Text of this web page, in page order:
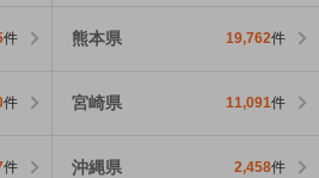
件 熊本県 19,762件
件 宮崎県 11,091件
件 沖縄県 2,458件